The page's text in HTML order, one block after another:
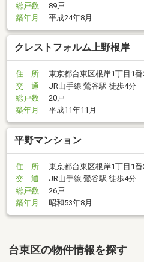
総戸数
89戸
築年月
平成24年8月
クレストフォルム上野根岸
住 所
東京都台東区根岸1丁目1
交 通
JR山手線 鶯谷駅 徒歩4分
総戸数
20戸
築年月
平成11年11月
平野マンション
住 所
東京都台東区根岸1丁目1
交 通
JR山手線 鶯谷駅 徒歩4分
総戸数
26戸
築年月
昭和53年8月
台東区の物件情報を探す